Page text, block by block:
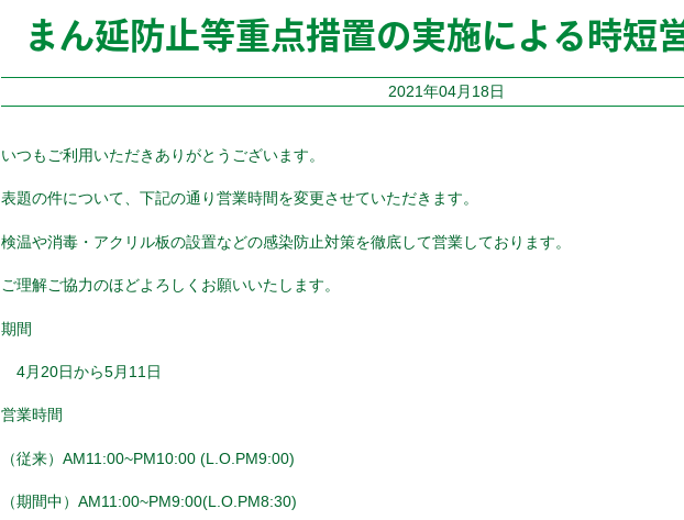
まん延防止等重点措置の実施による時短
2021年04月18日
いつもご利用いただきありがとうございます。
表題の件について、下記の通り営業時間を変更させていただきます。
検温や消毒・アクリル板の設置などの感染防止対策を徹底して営業しております。
ご理解ご協力のほどよろしくお願いいたします。
期間
4月20日から5月11日
営業時間
（従来）AM11:00~PM10:00 (L.O.PM9:00)
（期間中） AM11:00~PM9:00(L.O.PM8:30)